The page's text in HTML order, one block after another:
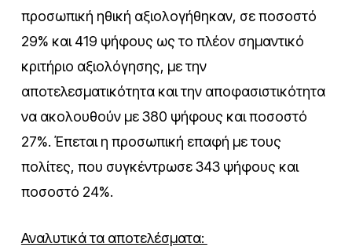
προσωπική ηθική αξιολογήθηκαν, σε ποσοστό
29% και 419 ψήφους ως το πλέον σημαντικό
κριτήριο αξιολόγησης, με την
αποτελεσματικότητα και την αποφασιστικότητα
να ακολουθούν με 380 ψήφους και ποσοστό
27%. Έπεται η προσωπική επαφή με τους
πολίτες, που συγκέντρωσε 343 ψήφους και
ποσοστό 24%.
Αναλυτικά τα αποτελέσματα: